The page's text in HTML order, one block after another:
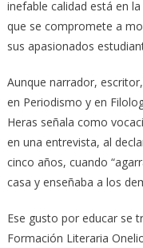
inefable calidad está en
que se compromete a
sus apasionados
Aunque narrador,
en Periodismo y en
Heras señala como
en una entrevista, al
cinco años, cuando
casa y enseñaba a los
Ese gusto por educar se
Formación Literaria